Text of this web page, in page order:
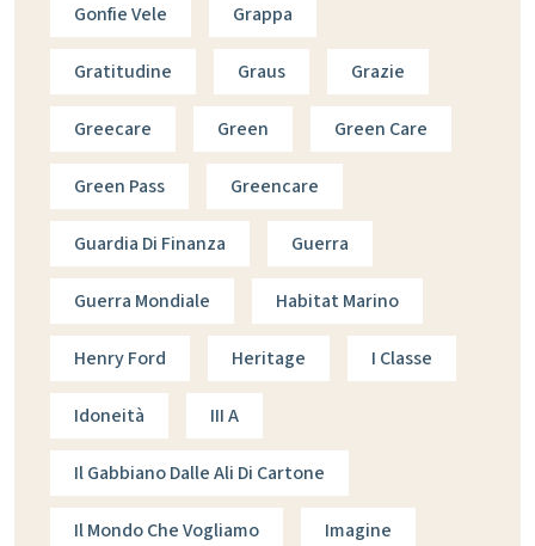
Gonfie Vele Grappa
Gratitudine Graus Grazie
Greecare Green Green Care
Green Pass Greencare
Guardia Di Finanza Guerra
Guerra Mondiale Habitat Marino
Henry Ford Heritage I Classe
Idoneità III A
Il Gabbiano Dalle Ali Di Cartone
Il Mondo Che Vogliamo Imagine